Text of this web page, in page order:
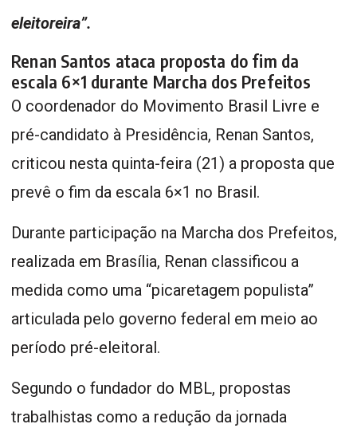
eleitoreira”.
Renan Santos ataca proposta do fim da
escala 6×1 durante Marcha dos Prefeitos
O coordenador do Movimento Brasil Livre e
pré-candidato à Presidência, Renan Santos,
criticou nesta quinta-feira (21) a proposta que
prevê o fim da escala 6×1 no Brasil.
Durante participação na Marcha dos Prefeitos,
realizada em Brasília, Renan classificou a
medida como uma “picaretagem populista”
articulada pelo governo federal em meio ao
período pré-eleitoral.
Segundo o fundador do MBL, propostas
trabalhistas como a redução da jornada